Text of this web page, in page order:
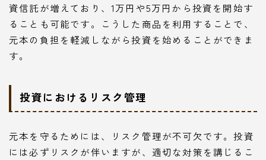
資信託が増えており、1万円や5万円から投資を開始す
ることも可能です。こうした商品を利用することで、
元本の負担を軽減しながら投資を始めることができま
す。
投資におけるリスク管理
元本を守るためには、リスク管理が不可欠です。投資
には必ずリスクが伴いますが、適切な対策を講じるこ